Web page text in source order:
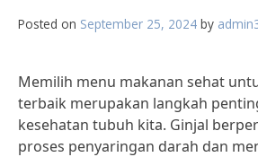
Posted on September 25, 2024 by
Memilih menu makanan sehat
terbaik merupakan langkah
kesehatan tubuh kita. Ginjal
proses penyaringan darah dan